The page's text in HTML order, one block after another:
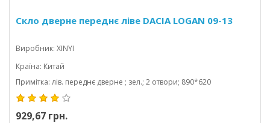
Скло дверне переднє ліве DACIA LOGAN 09-13
Виробник: XINYI
Країна: Китай
Примітка: лів. переднє дверне ; зел.; 2 отвори; 890*620
929,67 грн.